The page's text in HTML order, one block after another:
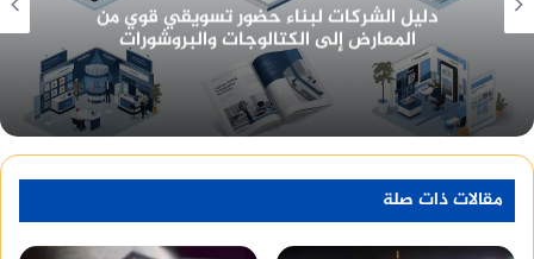
معرفة أسعار تصميم هوية تجارية وبناء بيئة عمل
احترافية للشركات
مقالات ذات صلة